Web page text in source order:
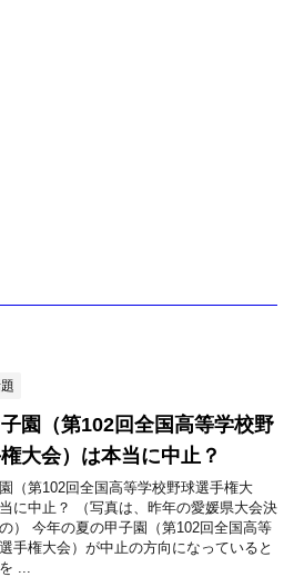
園（第102回全国高等学校野
大会）は本当に中止？
（第102回全国高等学校野球選手権大
に中止？ （写真は、昨年の愛媛県大会決
） 今年の夏の甲子園（第102回全国高等
手権大会）が中止の方向になっていると
...